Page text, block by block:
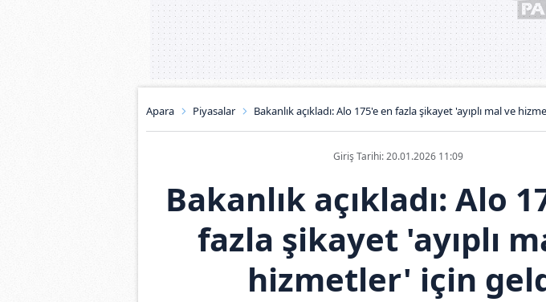
Apara Piyasalar Bakanlık açıkladı: Alo 175'e en fazla şikayet 'ayıplı mal ve
Giriş Tarihi: 20.01.2026 11:09
Bakanlık açıkladı: Alo
fazla şikayet 'ayıplı
hizmetler' için